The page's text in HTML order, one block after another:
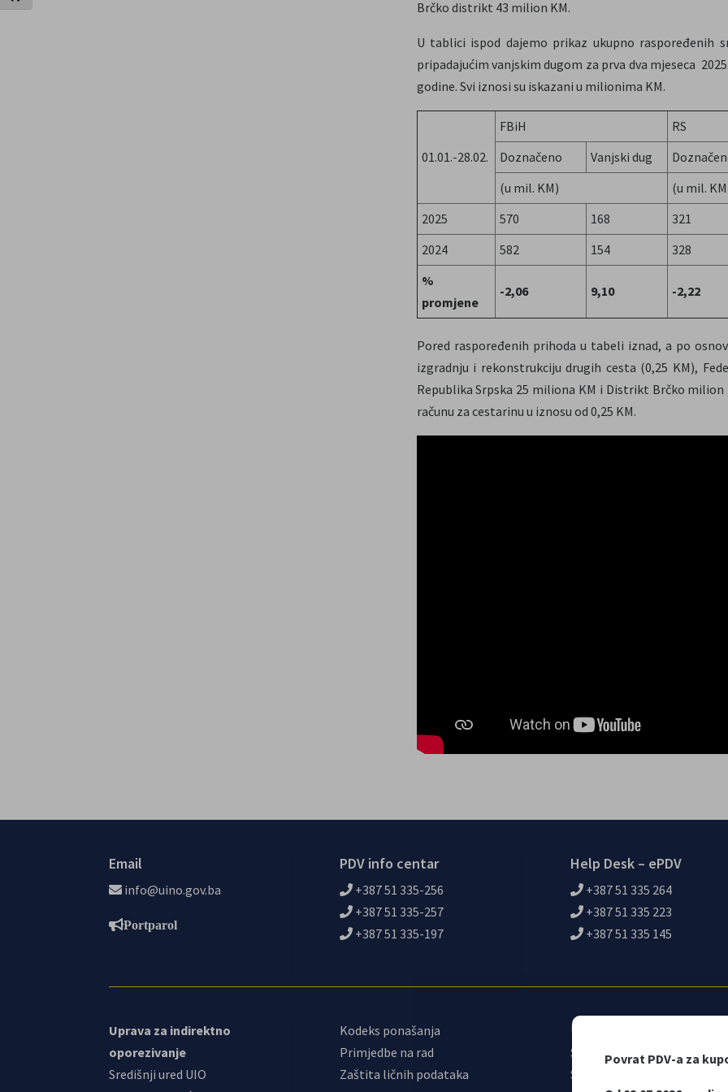
Povrat PDV-a za
Brčko distrikt 43 milion KM.
U tablici ispod dajemo prikaz ukupno
pripadajućim vanjskim dugom za prva dva mjeseca
godine. Svi iznosi su iskazani u milionima KM.
01.01.-28.02.
FBiH
RS
Doznačeno
Vanjski dug
(u mil. KM)
(u mil.
2025
570 168
321
2024
582 154
328
%
promjene
-2,06 9,10 -2,22
Pored raspoređenih prihoda u tabeli iznad, a po
izgradnju i rekonstrukciju drugih cesta (0,25 KM),
Republika Srpska 25 miliona KM i Distrikt Brčko
računu za cestarinu u iznosu od 0,25 KM.
Email
info@uino.gov.ba
Portparol
PDV info centar
+387 51 335-256
+387 51 335-257
+387 51 335-197
Help Desk – ePDV
+387 51 335 264
+387 51 335 223
+387 51 335 145
Uprava za indirektno
oporezivanje
Središnji ured UIO
Kodeks ponašanja
Primjedbe na rad
Zaštita ličnih podataka
Upravni odbor
Sindikat UIO
Samostalni sindikat UIO